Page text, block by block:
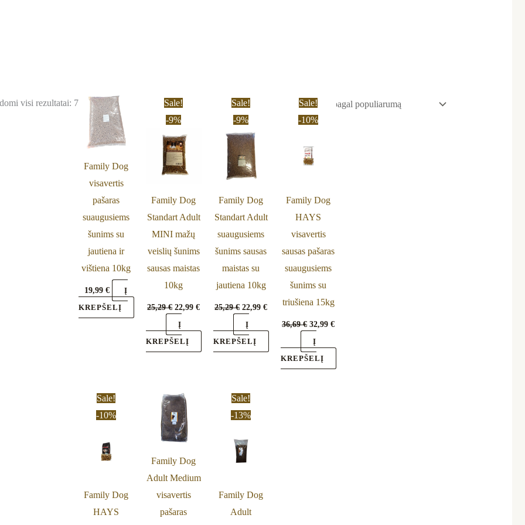
visi rezultatai: 7
Family Dog
visavertis
pašaras
suaugusiems
šunims su
jautiena ir
vištiena 10kg
19,99€
Į
KREPŠELĮ
Sale!
-9%
Family Dog
Standart Adult
MINI mažų
veislių šunims
sausas maistas
10kg
25,29€
Original
price
was:
22,99€
Į
KREPŠELĮ
Sale!
-9%
Family Dog
Standart Adult
suaugusiems
šunims sausas
maistas su
jautiena 10kg
25,29€
Original
price
was:
25,29 €.
22,99€
Į
KREPŠELĮ
Sale!
-10%
Family Dog
HAYS
visavertis
sausas pašaras
suaugusiems
šunims su
triušiena 15kg
36,69€
Original
price
was:
32,99€
Current
price
Į
KREPŠELĮ
Sale!
-10%
Family Dog
HAYS
Original
price
was:
Family Dog
Adult Medium
visavertis
pašaras
Sale!
-13%
Family Dog
Adult
Original
price
was: